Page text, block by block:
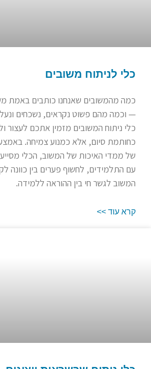
כלי לניתוח משובים
כמה מהמשובים שאנחנו כותבים באמת
— וכמה מהם פשוט נקראים, נשכחים
כלי ניתוח המשובים מזמין אתכם לעצור
כחותמת סיום, אלא כמנוע צמיחה. באמצעות
של ממדי האיכות של המשוב, הכלי מסייע
עם התלמידים, לחשוף פערים בין כוונה
המשוב לגשר חי בין ההוראה ללמידה.
קרא עוד >>